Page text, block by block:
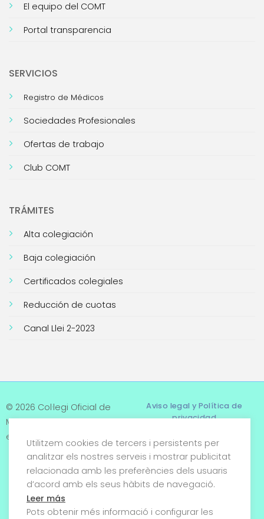
El equipo del COMT
Portal transparencia
SERVICIOS
Registro de Médicos
Sociedades Profesionales
Ofertas de trabajo
Club COMT
TRÁMITES
Alta colegiación
Baja colegiación
Certificados colegiales
Reducción de cuotas
Canal Llei 2-2023
© 2026 Col·legi Oficial de
Metges de Tarragona. Tots
els drets reservats
Aviso legal y Política de
privacidad
Términos y condiciones
Política de cookies
Utilitzem cookies de tercers i persistents per
analitzar els nostres serveis i mostrar publicitat
relacionada amb les preferències dels usuaris
d’acord amb els seus hàbits de navegació.
Leer más
Pots obtenir més informació i configurar les